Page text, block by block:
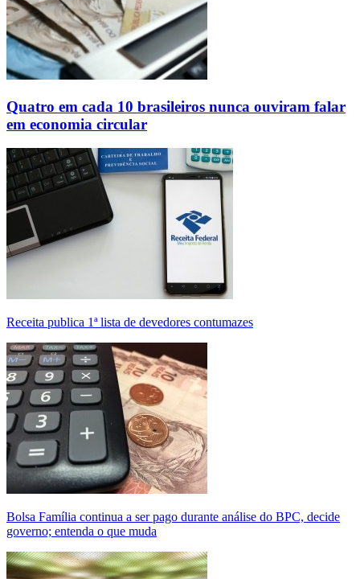
Quatro em cada 10 brasileiros nunca ouviram falar
em economia circular
Receita publica 1ª lista de devedores contumazes
Bolsa Família continua a ser pago durante análise do BPC, decide
governo; entenda o que muda